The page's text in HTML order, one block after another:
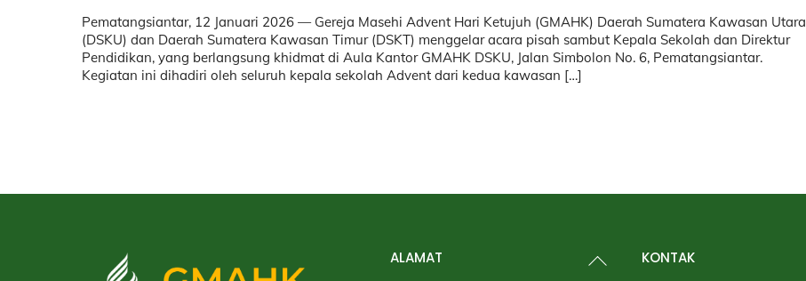
Pematangsiantar, 12 Januari 2026 — Gereja Masehi Advent Hari Ketujuh (GMAHK) Daerah Sumatera Kawasan Utara
(DSKU) dan Daerah Sumatera Kawasan Timur (DSKT) menggelar acara pisah sambut Kepala Sekolah dan Direktur
Pendidikan, yang berlangsung khidmat di Aula Kantor GMAHK DSKU, Jalan Simbolon No. 6, Pematangsiantar.
Kegiatan ini dihadiri oleh seluruh kepala sekolah Advent dari kedua kawasan […]
Back
ALAMAT KONTAK